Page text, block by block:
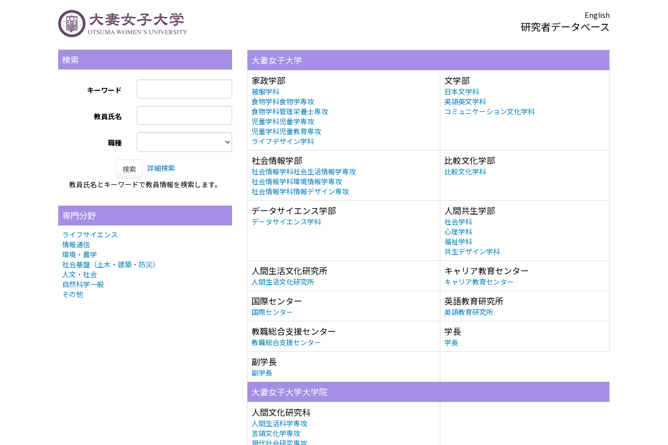
English
研究者データベース
検索
キーワード
教員氏名
職種
検索
詳細検索
教員氏名とキーワードで教員情報を検索します。
専門分野
ライフサイエンス
情報通信
環境・農学
社会基盤（土木・建築・防災）
人文・社会
自然科学一般
その他
大妻女子大学
家政学部
被服学科
食物学科食物学専攻
食物学科管理栄養士専攻
児童学科児童学専攻
児童学科児童教育専攻
ライフデザイン学科
文学部
日本文学科
英語英文学科
コミュニケーション文化学科
社会情報学部
社会情報学科社会生活情報学専攻
社会情報学科環境情報学専攻
社会情報学科情報デザイン専攻
比較文化学部
比較文化学科
データサイエンス学部
データサイエンス学科
人間共生学部
社会学科
心理学科
福祉学科
共生デザイン学科
人間生活文化研究所
人間生活文化研究所
キャリア教育センター
キャリア教育センター
国際センター
国際センター
英語教育研究所
英語教育研究所
教職総合支援センター
教職総合支援センター
学長
学長
副学長
副学長
大妻女子大学大学院
人間文化研究科
人間生活科学専攻
言語文化学専攻
現代社会研究専攻